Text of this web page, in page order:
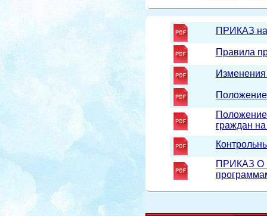
ПРИКАЗ на
Правила
Положение
граждан
ПРИКАЗ О